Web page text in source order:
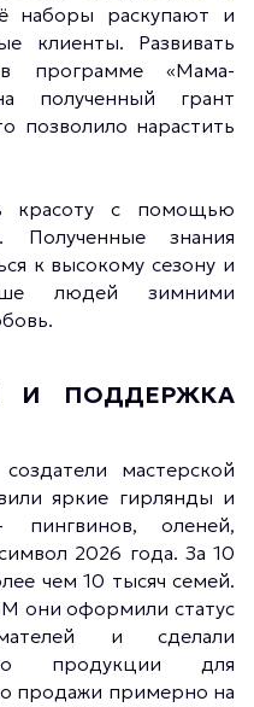
наборы раскупают и
клиенты. Развивать
программе «Мама-
полученный грант
позволило нарастить
красоту с помощью
Полученные знания
к высокому сезону и
людей зимними
И ПОДДЕРЖКА
мастерской
яркие гирлянды и
оленей,
2026 года. За 10
чем 10 тысяч семей.
они оформили статус
и сделали
продукции для
продажи примерно на